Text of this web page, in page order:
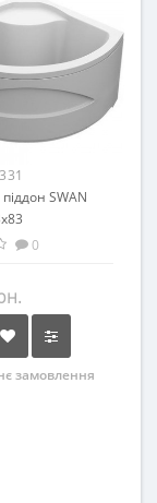
331
SWAN
0
замовлення